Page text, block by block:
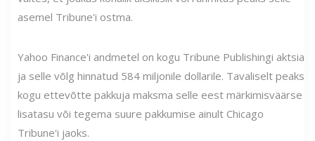
asemel Tribune'i ostma.
Yahoo Finance'i andmetel on kogu Tribune Publishingi aktsia
ja selle võlg hinnatud 584 miljonile dollarile. Tavaliselt peaks
kogu ettevõtte pakkuja maksma selle eest märkimisväärse
lisatasu või tegema suure pakkumise ainult Chicago
Tribune'i jaoks.